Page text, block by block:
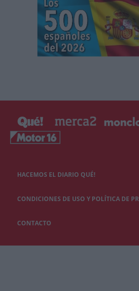
HACEMOS EL DIARIO QUÉ!
CONDICIONES DE USO Y POLÍTICA DE
CONTACTO